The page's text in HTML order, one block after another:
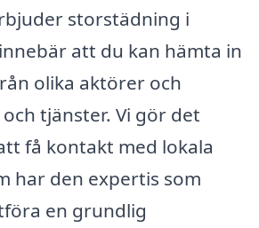
storstädning i
att du kan hämta in
olika aktörer och
tjänster. Vi gör det
få kontakt med lokala
har den expertis som
en grundlig